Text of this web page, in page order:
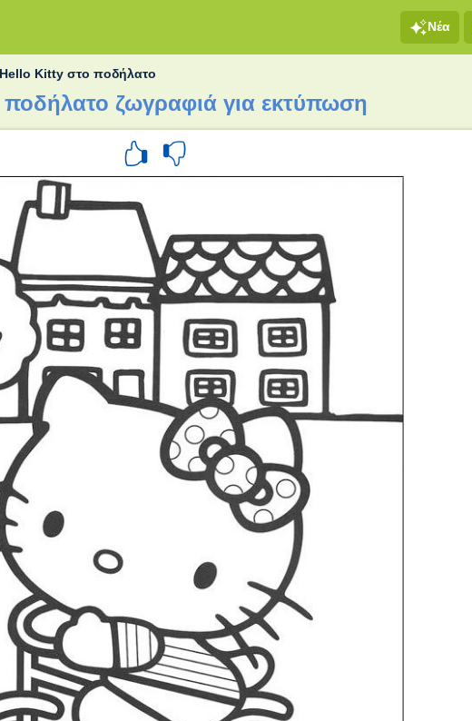
Νέα
Kitty στο ποδήλατο
ζωγραφιά για εκτύπωση